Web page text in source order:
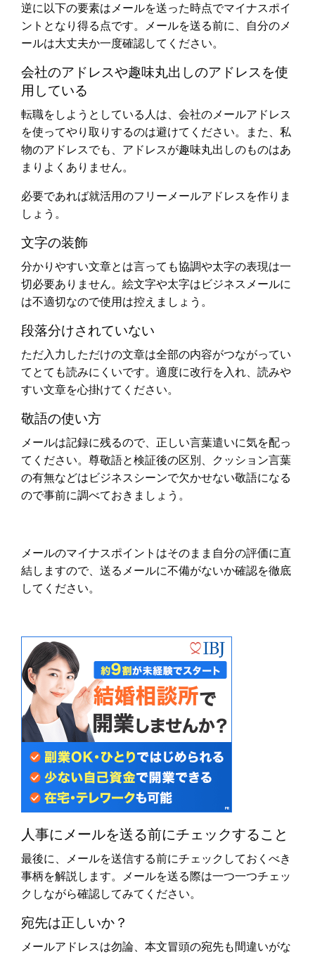
逆に以下の要素はメールを送った時点でマイナスポイ
ントとなり得る点です。メールを送る前に、自分のメ
ールは大丈夫か一度確認してください。
会社のアドレスや趣味丸出しのアドレスを使
用している
転職をしようとしている人は、会社のメールアドレス
を使ってやり取りするのは避けてください。また、私
物のアドレスでも、アドレスが趣味丸出しのものはあ
まりよくありません。
必要であれば就活用のフリーメールアドレスを作りま
しょう。
文字の装飾
分かりやすい文章とは言っても協調や太字の表現は一
切必要ありません。絵文字や太字はビジネスメールに
は不適切なので使用は控えましょう。
段落分けされていない
ただ入力しただけの文章は全部の内容がつながってい
てとても読みにくいです。適度に改行を入れ、読みや
すい文章を心掛けてください。
敬語の使い方
メールは記録に残るので、正しい言葉遣いに気を配っ
てください。尊敬語と検証後の区別、クッション言葉
の有無などはビジネスシーンで欠かせない敬語になる
ので事前に調べておきましょう。
メールのマイナスポイントはそのまま自分の評価に直
結しますので、送るメールに不備がないか確認を徹底
してください。
人事にメールを送る前にチェックすること
最後に、メールを送信する前にチェックしておくべき
事柄を解説します。メールを送る際は一つ一つチェッ
クしながら確認してみてください。
宛先は正しいか？
メールアドレスは勿論、本文冒頭の宛先も間違いがな